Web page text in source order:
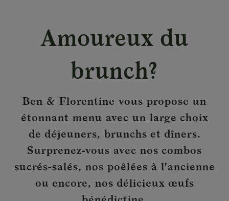
Amoureux du
brunch?
Ben & Florentine vous propose un
étonnant menu avec un large choix
de déjeuners, brunchs et dîners.
Surprenez-vous avec nos combos
sucrés-salés, nos poêlées à l'ancienne
ou encore, nos délicieux œufs